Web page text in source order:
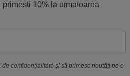
10% la urmatoarea
de confidenţialitate și să primesc noutăți pe e-